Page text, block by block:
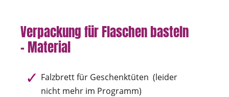
Verpackung für Flaschen basteln
– Material
Falzbrett für Geschenktüten (leider
nicht mehr im Programm)